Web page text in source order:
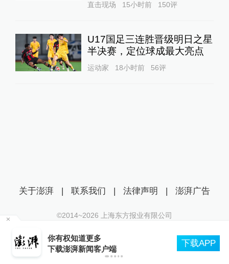
直击现场 15小时前 150评
U17国足三连胜晋级明日之星
半决赛，定位球成最大亮点
运动家 18小时前 56评
北京：非京籍家庭购房社保个税缴纳年限下调为
一年
关于澎湃 | 联系我们 | 法律声明 | 澎湃广告
©2014~2026 上海东方报业有限公司
互联网新闻信息服务许可证：31120170006
沪公网安备 31010602000299号